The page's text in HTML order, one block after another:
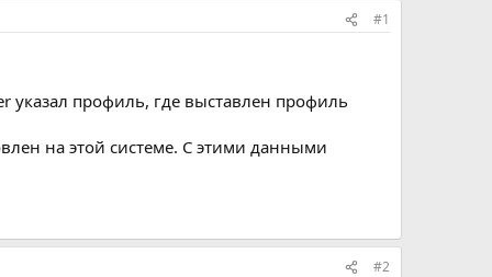
#1
указал профиль, где выставлен профиль
на этой системе. С этими данными
#2